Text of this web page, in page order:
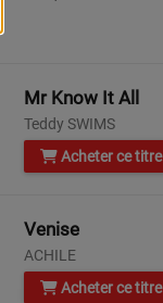
Mr Know It All
Teddy SWIMS
Acheter ce titre
Venise
ACHILE
Acheter ce titre